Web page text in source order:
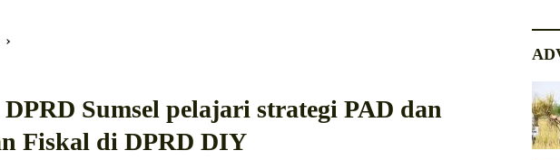
Sumsel pelajari strategi PAD dan
Fiskal di DPRD DIY